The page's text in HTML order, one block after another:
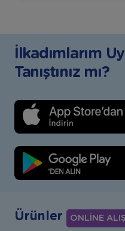
İlkadımlarım
Tanıştınız mı?
Ürünler ONLİNE